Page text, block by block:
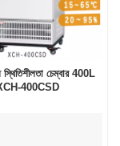
চেম্বার 400L
400CSD